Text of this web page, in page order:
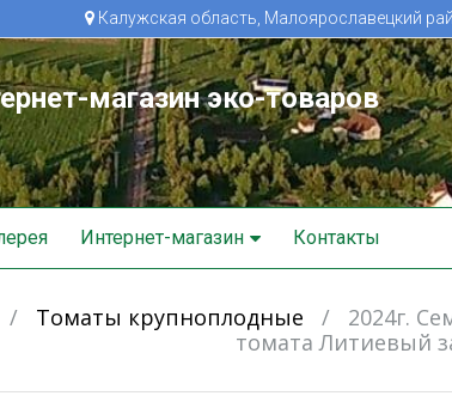
Калужская область, Малоярославецкий
магазин эко-товаров
Интернет-магазин Контакты
/ Томаты крупноплодные /
2024г.
томата Литиевый